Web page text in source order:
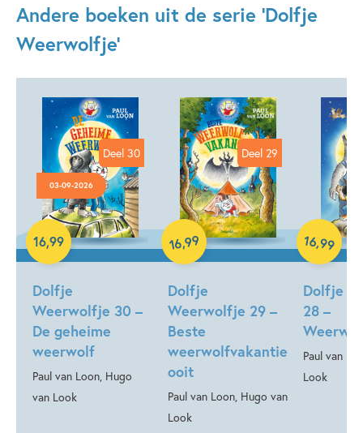
Andere boeken uit de serie 'Dolfje
Weerwolfje'
Deel 30
03-09-2026
Dolfje
Weerwolfje 30 –
De geheime
weerwolf
Paul van Loon, Hugo
van Look
16,99
Hardcover
Deel 29
Dolfje
Weerwolfje 29 –
Beste
weerwolfvakantie
ooit
Paul van Loon, Hugo van
Look
16,99
Hardcover
Dolfje
28 –
Paul van
Look
16,99
Hardcover